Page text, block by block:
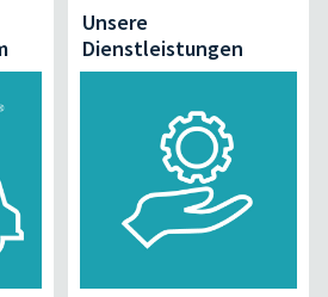
Unsere
Dienstleistungen